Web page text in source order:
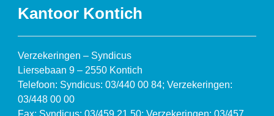
Kantoor Kontich
Verzekeringen – Syndicus
Liersebaan 9 – 2550 Kontich
Telefoon: Syndicus: 03/440 00 84; Verzekeringen:
03/448 00 00